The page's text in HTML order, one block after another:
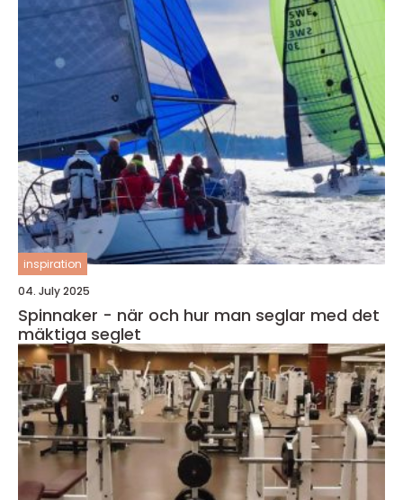
inspiration
04. July 2025
Spinnaker - när och hur man seglar med det
mäktiga seglet